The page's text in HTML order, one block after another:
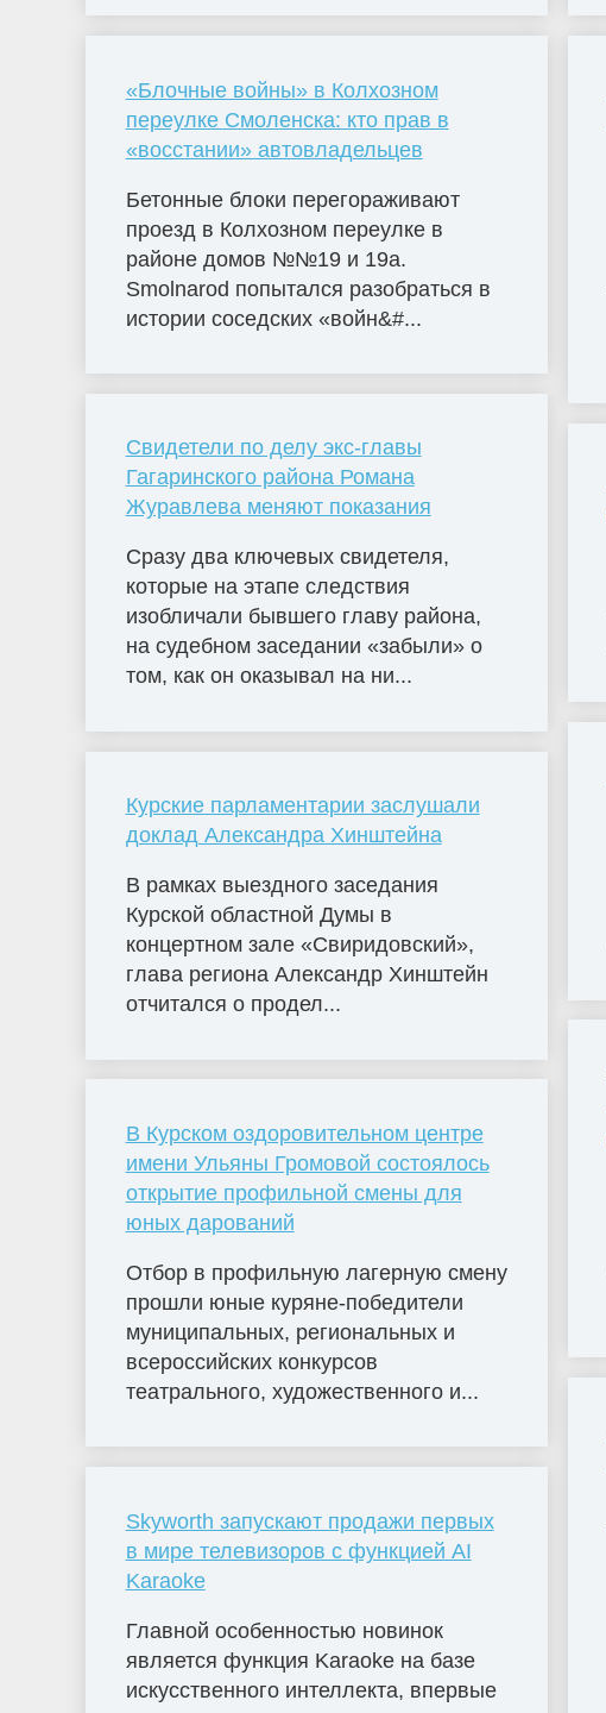
«Блочные войны» в Колхозном
переулке Смоленска: кто прав в
«восстании» автовладельцев
Бетонные блоки перегораживают
проезд в Колхозном переулке в
районе домов №№19 и 19а.
Smolnarod попытался разобраться в
истории соседских «войн&#...
Свидетели по делу экс-главы
Гагаринского района Романа
Журавлева меняют показания
Сразу два ключевых свидетеля,
которые на этапе следствия
изобличали бывшего главу района,
на судебном заседании «забыли» о
том, как он оказывал на ни...
Курские парламентарии заслушали
доклад Александра Хинштейна
В рамках выездного заседания
Курской областной Думы в
концертном зале «Свиридовский»,
глава региона Александр Хинштейн
отчитался о продел...
В Курском оздоровительном центре
имени Ульяны Громовой состоялось
открытие профильной смены для
юных дарований
Отбор в профильную лагерную смену
прошли юные куряне-победители
муниципальных, региональных и
всероссийских конкурсов
театрального, художественного и...
Skyworth запускают продажи первых
в мире телевизоров с функцией AI
Karaoke
Главной особенностью новинок
является функция Karaoke на базе
искусственного интеллекта, впервые